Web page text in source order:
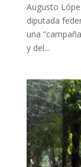
Augusto
diputada
una
y del...